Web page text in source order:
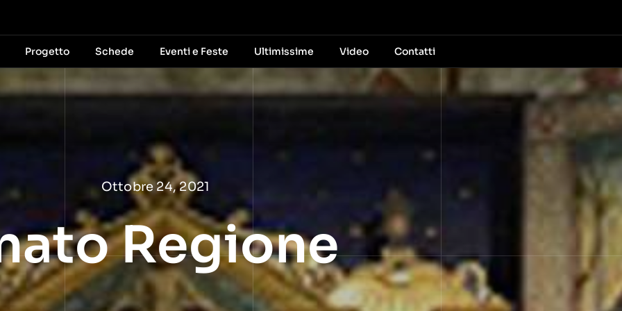
Progetto Schede Eventi e Feste Ultimissime Video Contatti
Ottobre 24, 2021
Regione